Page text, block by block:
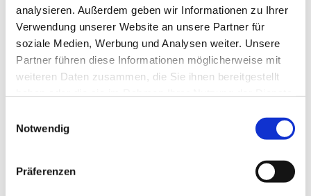
analysieren. Außerdem geben wir Informationen zu Ihrer
Verwendung unserer Website an unsere Partner für
soziale Medien, Werbung und Analysen weiter. Unsere
Partner führen diese Informationen möglicherweise mit
weiteren Daten zusammen, die Sie ihnen bereitgestellt
Notwendig
Präferenzen